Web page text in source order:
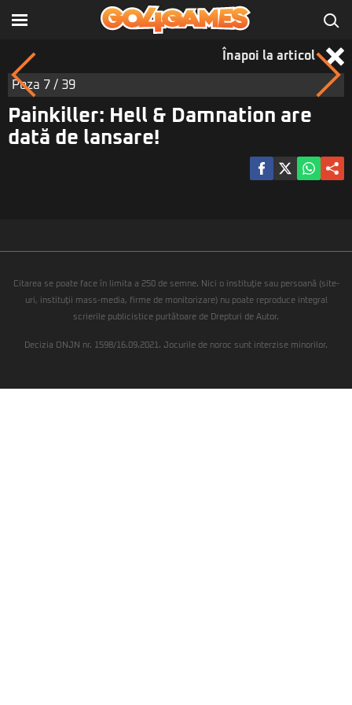
Înapoi la articol
Poza 7 / 39
Painkiller: Hell & Damnation are
dată de lansare!
Citarea se poate face în limita a 250 de semne. Nici o instituţie sau persoană (site-
uri, instituţii mass-media, firme de monitorizare) nu poate reproduce integral
scrierile publicistice purtătoare de Drepturi de Autor.
Decizia ONJN nr. 1598/16.09.2021. Jocurile de noroc sunt interzise minorilor.